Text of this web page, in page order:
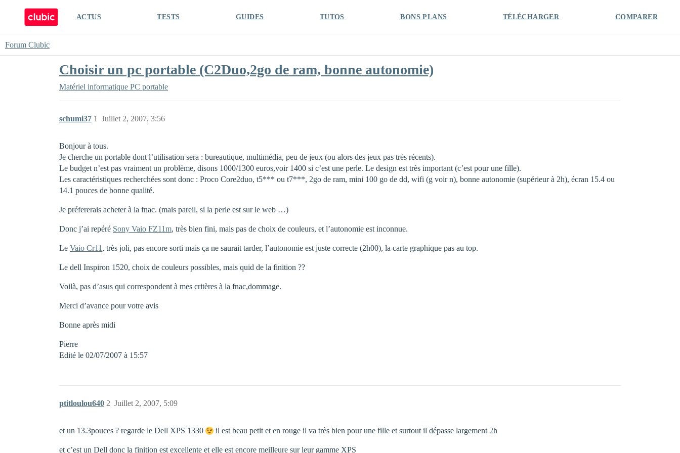
ACTUS TESTS GUIDES TUTOS BONS PLANS TÉLÉCHARGER COMPARER
Forum Clubic
Choisir un pc portable (C2Duo,2go de ram, bonne autonomie)
Matériel informatique PC portable
schumi37 Juillet 2, 2007, 3:56
1
Bonjour à tous.
Je cherche un portable dont l’utilisation sera : bureautique, multimédia, peu de jeux (ou alors des jeux pas très récents).
Le budget n’est pas vraiment un problème, disons 1000/1300 euros,voir 1400 si c’est une perle. Le design est très important (c’est pour une fille).
Les caractéristiques recherchées sont donc : Proco Core2duo, t5*** ou t7***, 2go de ram, mini 100 go de dd, wifi (g voir n), bonne autonomie (supérieur à 2h), écran 15.4 ou
14.1 pouces de bonne qualité.
Je préfererais acheter à la fnac. (mais pareil, si la perle est sur le web …)
Donc j’ai repéré Sony Vaio FZ11m, très bien fini, mais pas de choix de couleurs, et l’autonomie est inconnue.
Le Vaio Cr11 , très joli, pas encore sorti mais ça ne saurait tarder, l’autonomie est juste correcte (2h00), la carte graphique pas au top.
Le dell Inspiron 1520, choix de couleurs possibles, mais quid de la finition ??
Voilà, pas d’asus qui correspondent à mes critères à la fnac,dommage.
Merci d’avance pour votre avis
Bonne après midi
Pierre
Edité le 02/07/2007 à 15:57
ptitloulou640 Juillet 2, 2007, 5:09
2
et un 13.3pouces ? regarde le Dell XPS 1330 il est beau petit et en rouge il va très bien pour une fille et surtout il dépasse largement 2h
et c’est un Dell donc la finition est excellente et elle est encore meilleure sur leur gamme XPS